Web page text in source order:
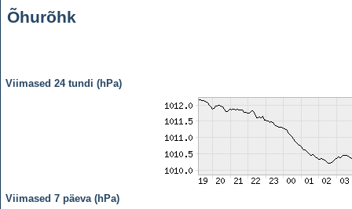
Õhurõhk
Viimased 24 tundi (hPa)
Viimased 7 päeva (hPa)